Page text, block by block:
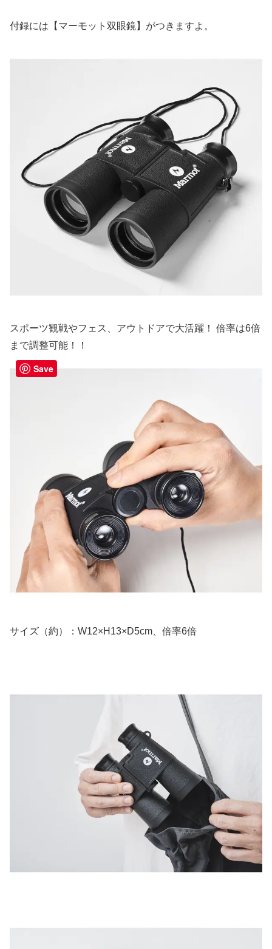
付録には【マーモット双眼鏡】がつきますよ。
スポーツ観戦やフェス、アウトドアで大活躍！ 倍率は6倍
まで調整可能！！
サイズ（約）：W12×H13×D5cm、倍率6倍
Save